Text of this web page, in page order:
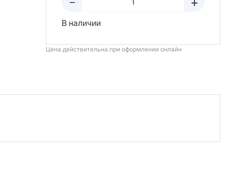
В наличии
Цена действительна при оформлении онлайн